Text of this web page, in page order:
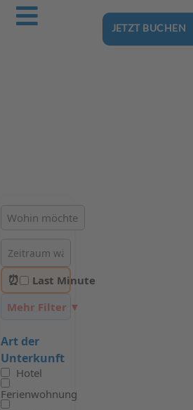
JETZT BUCHEN
⏰
Last Minute
Mehr Filter ▼
Art der
Unterkunft
Hotel
Ferienwohnung